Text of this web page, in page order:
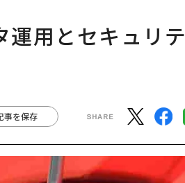
運用とセキュリテ
事を保存